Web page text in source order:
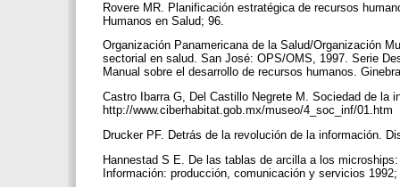
Rovere MR. Planificación estratégica de recursos
Humanos en Salud; 96.
Organización Panamericana de la Salud/Organización
sectorial en salud. San José: OPS/OMS, 1997. Serie
Manual sobre el desarrollo de recursos humanos.
Castro Ibarra G, Del Castillo Negrete M. Sociedad de la
http://www.ciberhabitat.gob.mx/museo/4_soc_inf/01.htm
Drucker PF. Detrás de la revolución de la información.
Hannestad S E. De las tablas de arcilla a los
Información: producción, comunicación y servicios